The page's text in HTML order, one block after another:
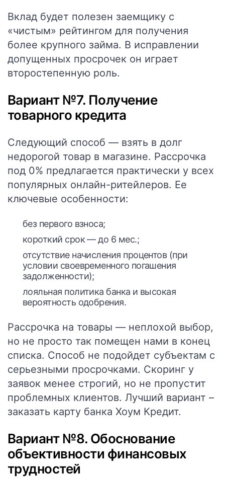
Вклад будет полезен заемщику с
«чистым» рейтингом для получения
более крупного займа. В исправлении
допущенных просрочек он играет
второстепенную роль.
Вариант №7. Получение
товарного кредита
Следующий способ — взять в долг
недорогой товар в магазине. Рассрочка
под 0% предлагается практически у всех
популярных онлайн-ритейлеров. Ее
ключевые особенности:
без первого взноса;
короткий срок — до 6 мес.;
отсутствие начисления процентов (при
условии своевременного погашения
задолженности);
лояльная политика банка и высокая
вероятность одобрения.
Рассрочка на товары — неплохой выбор,
но не просто так помещен нами в конец
списка. Способ не подойдет субъектам с
серьезными просрочками. Скоринг у
заявок менее строгий, но не пропустит
проблемных клиентов. Лучший вариант –
заказать карту банка Хоум Кредит.
Вариант №8. Обоснование
объективности финансовых
трудностей